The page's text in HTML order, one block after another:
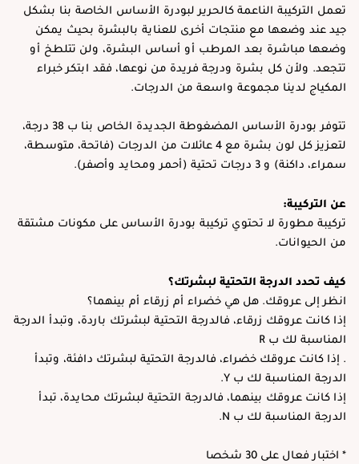
تعمل التركيبة الناعمة كالحرير لبودرة الأساس الخاصة بنا بشكل
جيد عند وضعها مع منتجات أخرى للعناية بالبشرة بحيث يمكن
وضعها مباشرة بعد المرطب أو أساس البشرة، ولن تتلطخ أو
تتجعد. ولأن كل بشرة ودرجة فريدة من نوعها، فقد ابتكر خبراء
المكياج لدينا مجموعة واسعة من الدرجات.
تتوفر بودرة الأساس المضغوطة الجديدة الخاص بنا ب 38 درجة،
لتعزيز كل لون بشرة مع 4 عائلات من الدرجات (فاتحة، متوسطة،
سمراء، داكنة) و 3 درجات تحتية (أحمر ومحايد وأصفر).
عن التركيبة:
تركيبة مطورة لا تحتوي تركيبة بودرة الأساس على مكونات مشتقة
من الحيوانات.
كيف تحدد الدرجة التحتية لبشرتك؟
انظر إلى عروقك. هل هي خضراء أم زرقاء أم بينهما؟
إذا كانت عروقك زرقاء، فالدرجة التحتية لبشرتك باردة، وتبدأ الدرجة
المناسبة لك ب R
. إذا كانت عروقك خضراء، فالدرجة التحتية لبشرتك دافئة، وتبدأ
الدرجة المناسبة لك ب Y.
إذا كانت عروقك بينهما، فالدرجة التحتية لبشرتك محايدة، تبدأ
الدرجة المناسبة لك ب N.
* اختبار فعال على 30 شخصا